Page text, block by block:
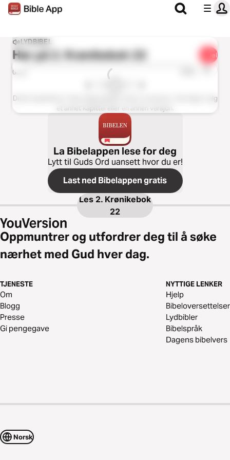
LYDBIBEL
Hør på2. Krønikebok 22 Del
0:00
Dette kapittelet er ikke tilgjengelig i denne versjonen. Vennligst velg
et annet kapittel eller en annen versjon.
La Bibelappen lese for deg
Lytt til Guds Ord uansett hvor du er!
Last ned Bibelappen gratis
Les 2. Krønikebok
22
Oppmuntrer og utfordrer deg til å søke
nærhet med Gud hver dag.
TJENESTE
Om
Blogg
Presse
Gi pengegave
NYTTIGE LENKER
Hjelp
Bibeloversettelser
Lydbibler
Bibelspråk
Dagens bibelvers
Norsk